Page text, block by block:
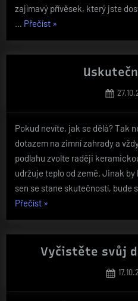
zajímavý přívěsek, který jste
… Přečíst„Originální
prstýnky
mají
rády
šperky“
»
Pokud nevíte, jak se dělá? Tak
dotazem na zimní zahrady a
podlahu zvolte raději
udržuje teplo od země. Jinak by
sen se stane skutečností, bude
Přečíst„Uskutečněný
»
Vyčistěte svůj